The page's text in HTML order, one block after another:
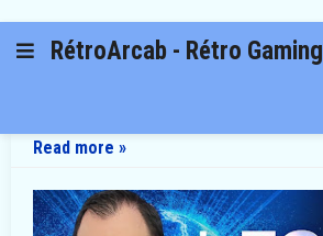
RétroArcab - Rétro Gaming
Read more »